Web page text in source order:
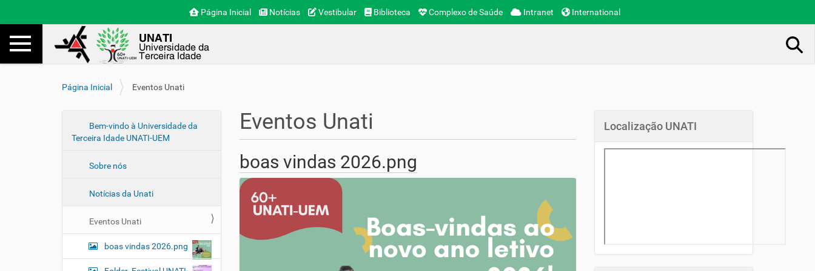
Página Inicial Notícias Vestibular Biblioteca Complexo de Saúde Intranet International
Toggle navigation
V
u
:
Página Inicial Eventos Unati
a
ã
Bem-vindo à Universidade da
Terceira Idade UNATI-UEM
Sobre nós
Notícias da Unati
Eventos Unati
boas vindas 2026.png
Eventos Unati
boas vindas 2026.png
Localização UNATI